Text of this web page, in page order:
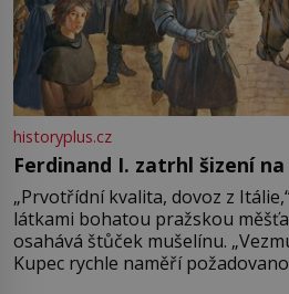
historyplus.cz
Ferdinand I. zatrhl šizení
„Prvotřídní kvalita, dovoz z
látkami bohatou pražskou
osahává štůček mušelínu.
Kupec rychle naměří